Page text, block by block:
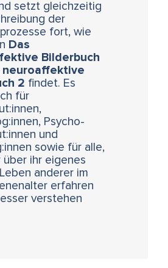
setzt gleichzeitig
der
fort, wie
Das
Bilderbuch
neuroaffektive
2 findet. Es
für
Psycho-
und
sowie für alle,
über ihr eigenes
anderer im
erfahren
verstehen